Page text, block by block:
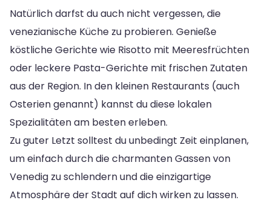
Natürlich darfst du auch nicht vergessen, die
venezianische Küche zu probieren. Genieße
köstliche Gerichte wie Risotto mit Meeresfrüchten
oder leckere Pasta-Gerichte mit frischen Zutaten
aus der Region. In den kleinen Restaurants (auch
Osterien genannt) kannst du diese lokalen
Spezialitäten am besten erleben.
Zu guter Letzt solltest du unbedingt Zeit einplanen,
um einfach durch die charmanten Gassen von
Venedig zu schlendern und die einzigartige
Atmosphäre der Stadt auf dich wirken zu lassen.